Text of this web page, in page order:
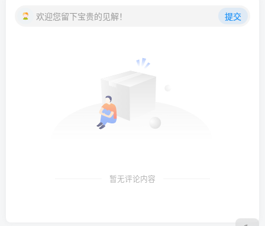
欢迎您留下宝贵的见解！ 提交
暂无评论内容